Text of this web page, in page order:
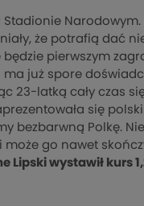
Narodowym.
że potrafią dać
będzie pierwszym
już spore
23-latką cały czas
się
bezbarwną Polkę.
go nawet
Lipski wystawił kurs